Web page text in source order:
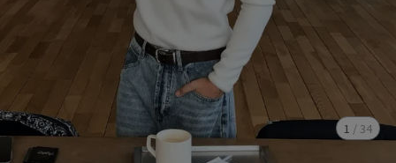
1 / 34